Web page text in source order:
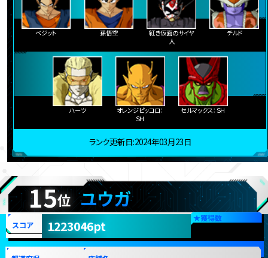
ベジット 孫悟空
紅き仮面のサイヤ
人
チルド
ハーツ
オレンジピッコロ：
ＳＨ
セルマックス：ＳＨ
ランク更新日:2024年03月23日
15位 ユウガ
★獲得数
スコア 1223046pt